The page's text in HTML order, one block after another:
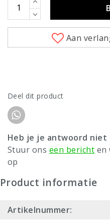
Aan
Deel dit product
Heb je je antwoord niet
Stuur ons een bericht en
op
Product informatie
Artikelnummer: